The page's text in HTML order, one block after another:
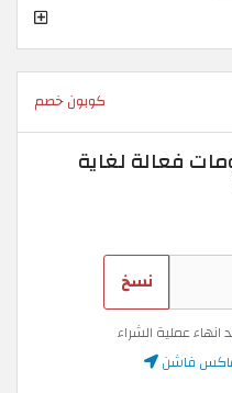
كوبون خصم
٢٠ | خصومات فعالة لغاية
نسخ
عملية الشراء
ماكس فاشن